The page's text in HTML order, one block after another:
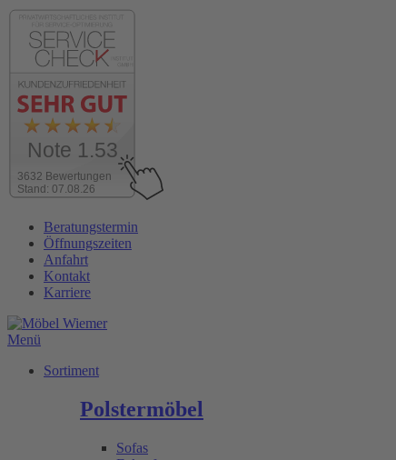
3632 Bewertungen
Stand: 07.08.26
Note 1.53
Inhalt
wechseln
Beratungstermin
Öffnungszeiten
Anfahrt
Kontakt
Karriere
Menü
Sortiment
Polstermöbel
Sofas